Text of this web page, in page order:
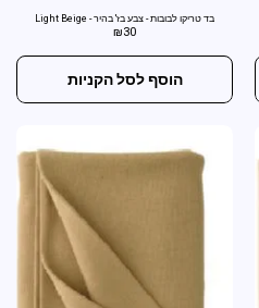
בד טריקו לבובות - צבע בז' בהיר - Light Beige
₪30
הוסף לסל הקניות